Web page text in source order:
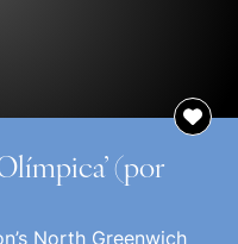
(por
North Greenwich